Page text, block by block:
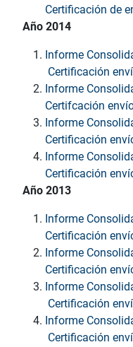
Certificación de
Año 2014
Informe
Certificación
Informe
Certifcación
Informe
Certificación
Informe
Certificación
Año 2013
Informe
Certificación
Informe
Certificación
Informe
Certificación
Informe
Certificación